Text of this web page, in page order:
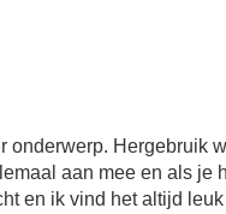
onderwerp. Hergebruik
aan mee en als je
en ik vind het altijd